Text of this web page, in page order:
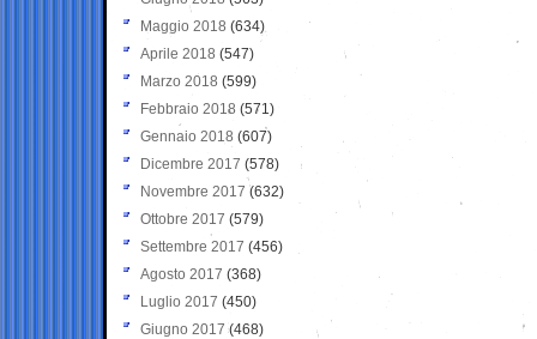
Maggio 2018 (634)
Aprile 2018 (547)
Marzo 2018 (599)
Febbraio 2018 (571)
Gennaio 2018 (607)
Dicembre 2017 (578)
Novembre 2017 (632)
Ottobre 2017 (579)
Settembre 2017 (456)
Agosto 2017 (368)
Luglio 2017 (450)
Giugno 2017 (468)